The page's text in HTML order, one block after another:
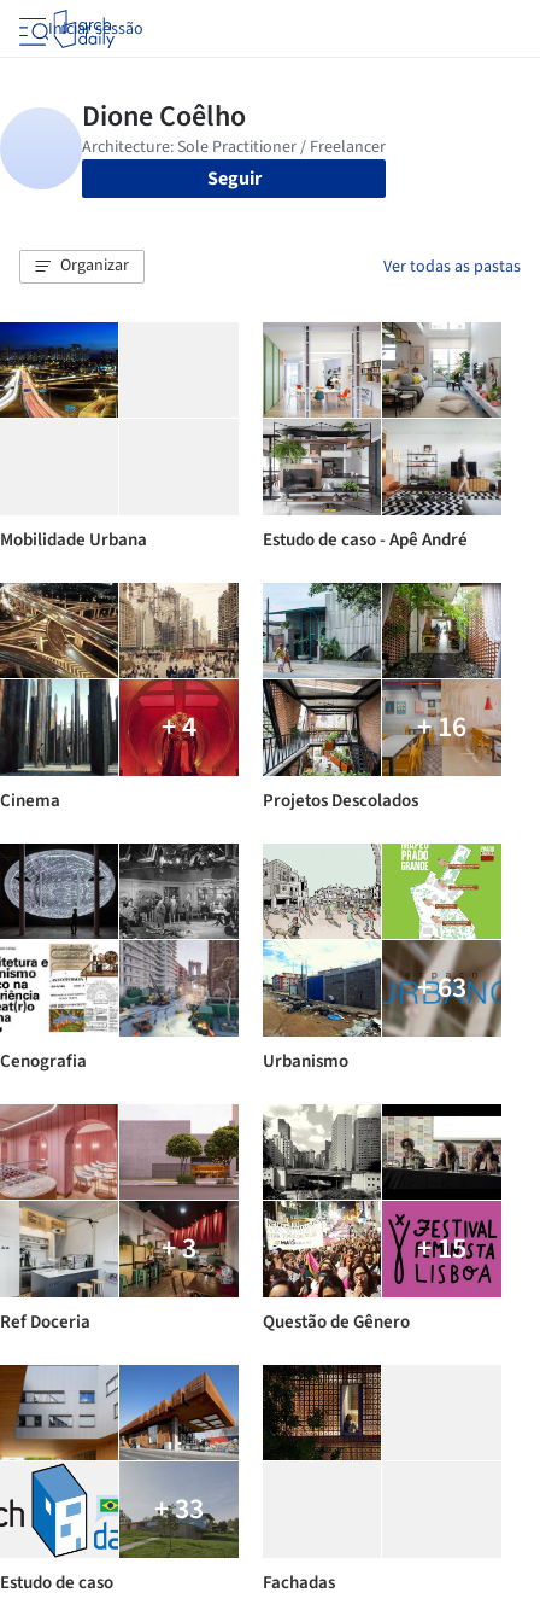
Iniciar sessão
Seguir
Organizar Ver todas as pastas
Mobilidade Urbana Estudo de caso - Apê André
+ 4
Cinema
+ 16
Projetos Descolados
Cenografia
+ 63
Urbanismo
+ 3
Ref Doceria
+ 15
Questão de Gênero
+ 33
Estudo de caso Fachadas